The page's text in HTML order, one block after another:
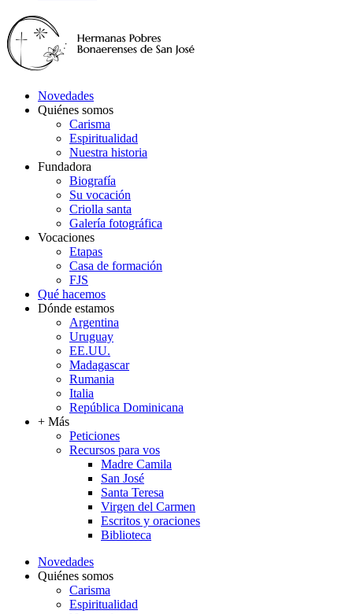
Novedades
Quiénes somos
Carisma
Espiritualidad
Nuestra historia
Fundadora
Biografía
Su vocación
Criolla santa
Galería fotográfica
Vocaciones
Etapas
Casa de formación
FJS
Qué hacemos
Dónde estamos
Argentina
Uruguay
EE.UU.
Madagascar
Rumania
Italia
República Dominicana
+ Más
Peticiones
Recursos para vos
Madre Camila
San José
Santa Teresa
Virgen del Carmen
Escritos y oraciones
Biblioteca
Novedades
Quiénes somos
Carisma
Espiritualidad